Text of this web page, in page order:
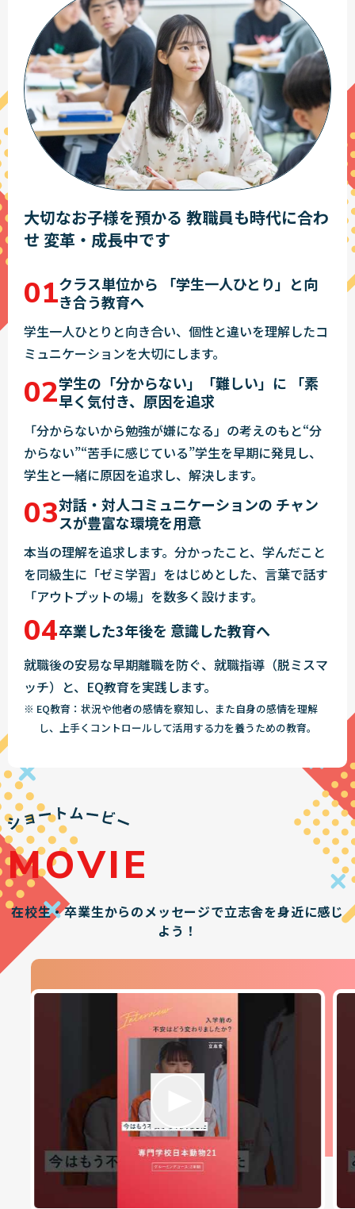
大切なお子様を預かる 教職員も時代に合わ
せ 変革・成長中です
クラス単位から 「学生一人ひとり」と向
き合う教育へ
学生一人ひとりと向き合い、個性と違いを理解したコ
ミュニケーションを大切にします。
学生の「分からない」「難しい」に 「素
早く気付き、原因を追求
「分からないから勉強が嫌になる」の考えのもと“分
からない”“苦手に感じている”学生を早期に発見し、
学生と一緒に原因を追求し、解決します。
対話・対人コミュニケーションの チャン
スが豊富な環境を用意
本当の理解を追求します。分かったこと、学んだこと
を同級生に「ゼミ学習」をはじめとした、言葉で話す
「アウトプットの場」を数多く設けます。
卒業した3年後を 意識した教育へ
就職後の安易な早期離職を防ぐ、就職指導（脱ミスマ
ッチ）と、EQ教育を実践します。
※ EQ教育：状況や他者の感情を察知し、また自身の感情を理解
し、上手くコントロールして活用する力を養うための教育。
MOVIE
在校生・卒業生からのメッセージで立志舎を身近に感じ
よう！